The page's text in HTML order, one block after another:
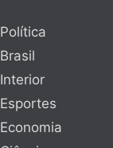
Política
Brasil
Interior
Esportes
Economia